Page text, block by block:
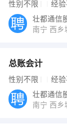
性别不限 经
壮都通信
南宁 西
总账会计
性别不限 经
壮都通信
南宁 西